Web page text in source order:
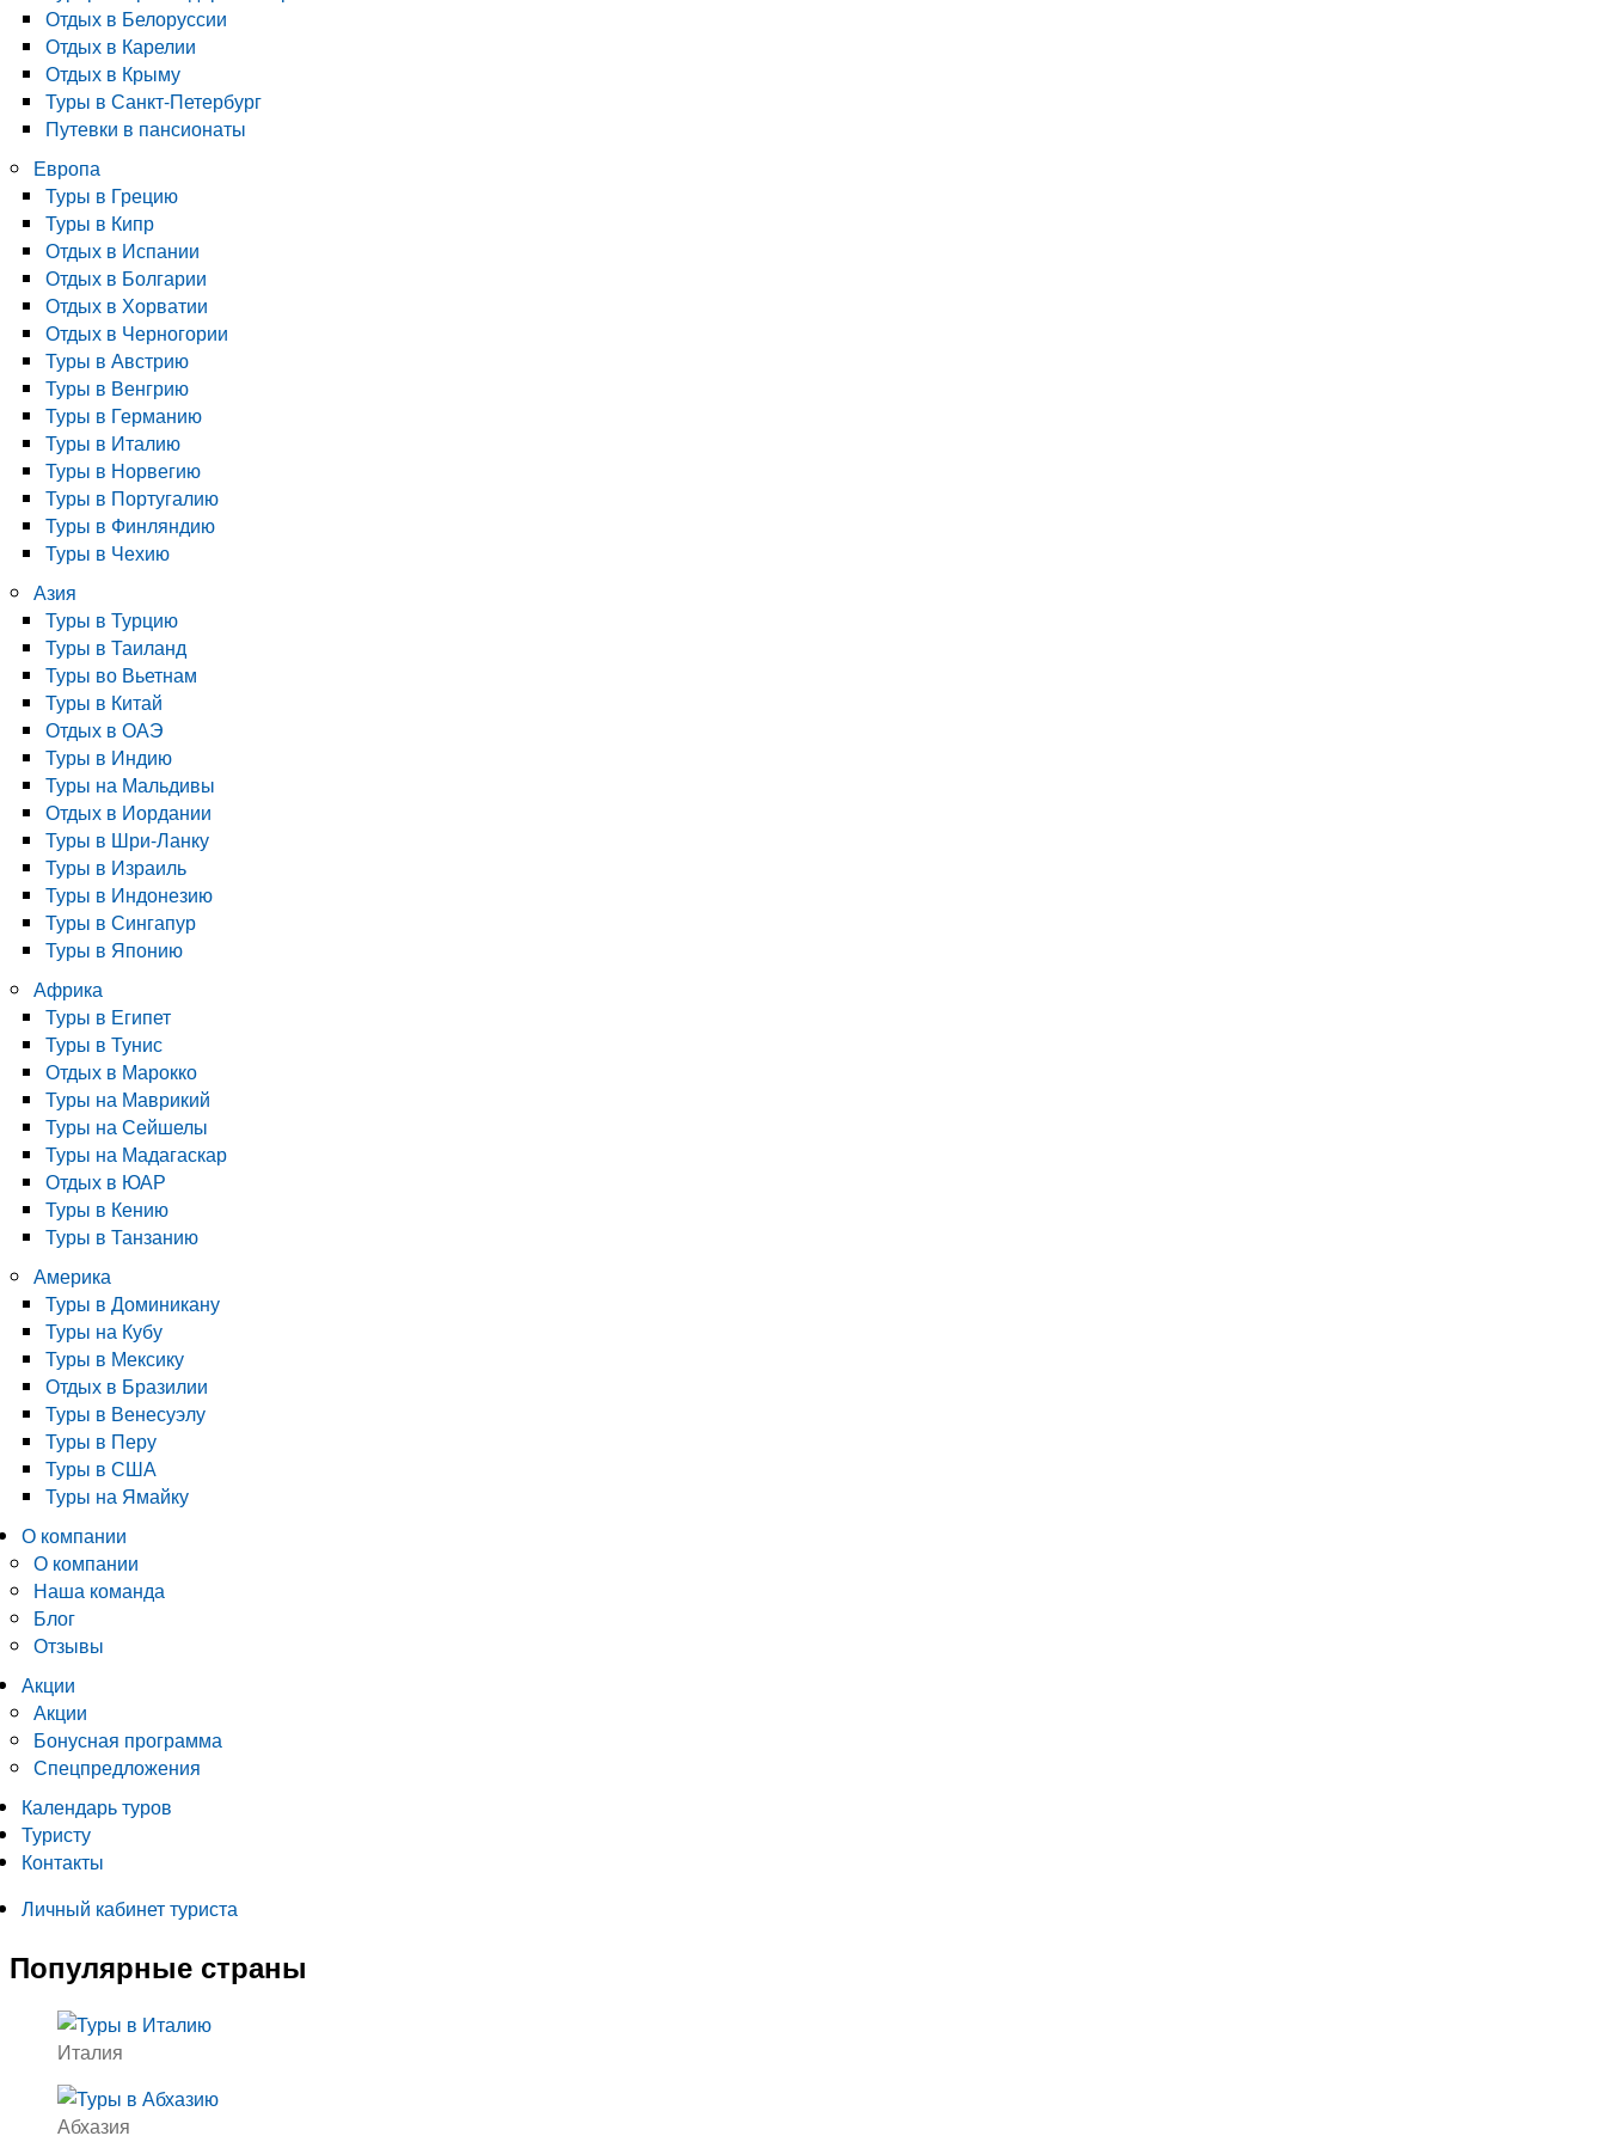
Отдых в Белоруссии
Отдых в Карелии
Отдых в Крыму
Туры в Санкт-Петербург
Путевки в пансионаты
Европа
Туры в Грецию
Туры в Кипр
Отдых в Испании
Отдых в Болгарии
Отдых в Хорватии
Отдых в Черногории
Туры в Австрию
Туры в Венгрию
Туры в Германию
Туры в Италию
Туры в Норвегию
Туры в Португалию
Туры в Финляндию
Туры в Чехию
Азия
Туры в Турцию
Туры в Таиланд
Туры во Вьетнам
Туры в Китай
Отдых в ОАЭ
Туры в Индию
Туры на Мальдивы
Отдых в Иордании
Туры в Шри-Ланку
Туры в Израиль
Туры в Индонезию
Туры в Сингапур
Туры в Японию
Африка
Туры в Египет
Туры в Тунис
Отдых в Марокко
Туры на Маврикий
Туры на Сейшелы
Туры на Мадагаскар
Отдых в ЮАР
Туры в Кению
Туры в Танзанию
Америка
Туры в Доминикану
Туры на Кубу
Туры в Мексику
Отдых в Бразилии
Туры в Венесуэлу
Туры в Перу
Туры в США
Туры на Ямайку
О компании
О компании
Наша команда
Блог
Отзывы
Акции
Акции
Бонусная программа
Спецпредложения
Календарь туров
Туристу
Контакты
Личный кабинет туриста
Популярные страны
Италия
Абхазия